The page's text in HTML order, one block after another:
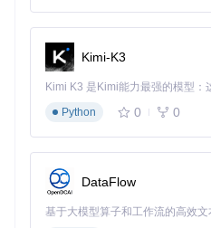
像烹饪前准备好锅碗瓢盆一样
第二步：启动应用（30秒）
配置并发下载数量（建议3-5
选择文件命名规则
教师备课效率提升流程
Kimi-K3
Python
0 0
DataFlow
基于大模型算子和工作流的高效